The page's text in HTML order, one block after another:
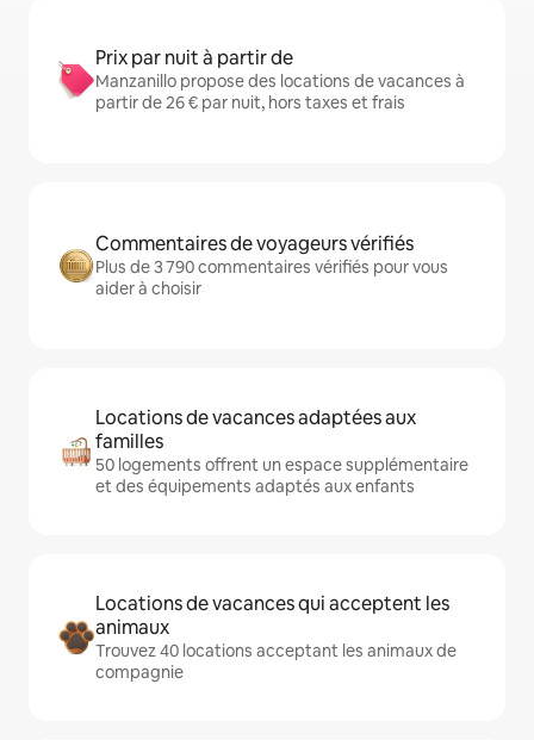
Prix par nuit à partir de
Manzanillo propose des locations de vacances à
partir de 26 € par nuit, hors taxes et frais
Commentaires de voyageurs vérifiés
Plus de 3 790 commentaires vérifiés pour vous
aider à choisir
Locations de vacances adaptées aux
familles
50 logements offrent un espace supplémentaire
et des équipements adaptés aux enfants
Locations de vacances qui acceptent les
animaux
Trouvez 40 locations acceptant les animaux de
compagnie